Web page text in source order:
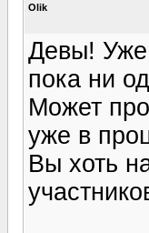
Olik
Девы! Уже
пока ни
Может
уже в
Вы хоть